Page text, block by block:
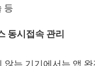
등
동시접속 관리
않는 기기에서는 앱 완